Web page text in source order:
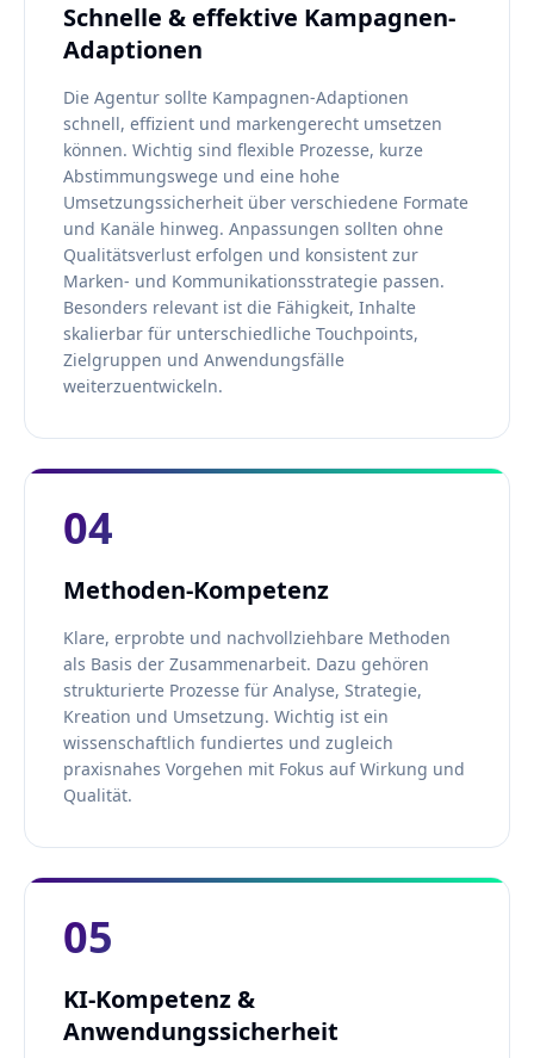
Schnelle & effektive Kampagnen-
Adaptionen
Die Agentur sollte Kampagnen-Adaptionen
schnell, effizient und markengerecht umsetzen
können. Wichtig sind flexible Prozesse, kurze
Abstimmungswege und eine hohe
Umsetzungssicherheit über verschiedene Formate
und Kanäle hinweg. Anpassungen sollten ohne
Qualitätsverlust erfolgen und konsistent zur
Marken- und Kommunikationsstrategie passen.
Besonders relevant ist die Fähigkeit, Inhalte
skalierbar für unterschiedliche Touchpoints,
Zielgruppen und Anwendungsfälle
weiterzuentwickeln.
04
Methoden-Kompetenz
Klare, erprobte und nachvollziehbare Methoden
als Basis der Zusammenarbeit. Dazu gehören
strukturierte Prozesse für Analyse, Strategie,
Kreation und Umsetzung. Wichtig ist ein
wissenschaftlich fundiertes und zugleich
praxisnahes Vorgehen mit Fokus auf Wirkung und
Qualität.
05
KI-Kompetenz &
Anwendungssicherheit